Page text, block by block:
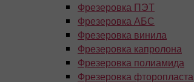
Фрезеровка ПЭТ
Фрезеровка АБС
Фрезеровка винила
Фрезеровка капролона
Фрезеровка полиамида
Фрезеровка фторопласта